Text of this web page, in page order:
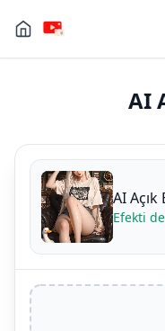
AI
AI Açık
Efekti